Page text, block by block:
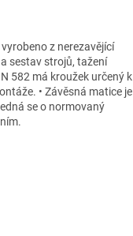
z nerezavějící
sestav strojů, tažení
582 má kroužek určený k
• Závěsná matice je
se o normovaný